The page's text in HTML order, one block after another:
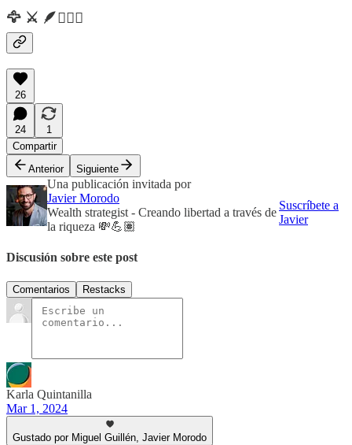
🦅 ⚔️ 🪶🧙🏼‍♂️
26
24
1
Compartir
Anterior
Siguiente
Una publicación invitada por
Javier Morodo
Wealth strategist - Creando libertad a través de
la riqueza 💸💪🏽
Suscríbete a
Javier
Discusión sobre este post
Comentarios Restacks
Karla Quintanilla
Mar 1, 2024
Gustado por Miguel Guillén, Javier Morodo